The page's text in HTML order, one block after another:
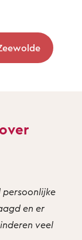
persoonlijke
en er
veel